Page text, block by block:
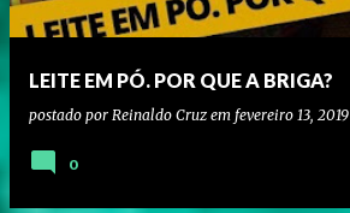
LEITE EM PÓ. POR QUE A BRIGA?
postado por Reinaldo Cruz em fevereiro 13, 2019
0